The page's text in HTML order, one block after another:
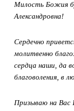
Милость Божия
Александровна!
Сердечно
молитвенно
сердца наши, да
благоволения, в
Призываю на Вас